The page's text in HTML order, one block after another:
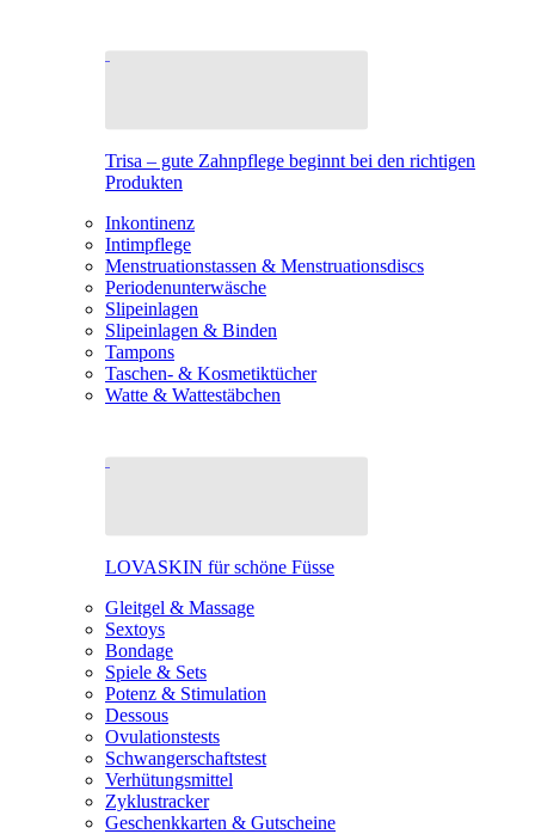
Trisa – gute Zahnpflege beginnt bei den richtigen
Produkten
Inkontinenz
Intimpflege
Menstruationstassen & Menstruationsdiscs
Periodenunterwäsche
Slipeinlagen
Slipeinlagen & Binden
Tampons
Taschen- & Kosmetiktücher
Watte & Wattestäbchen
LOVASKIN für schöne Füsse
Gleitgel & Massage
Sextoys
Bondage
Spiele & Sets
Potenz & Stimulation
Dessous
Ovulationstests
Schwangerschaftstest
Verhütungsmittel
Zyklustracker
Geschenkkarten & Gutscheine